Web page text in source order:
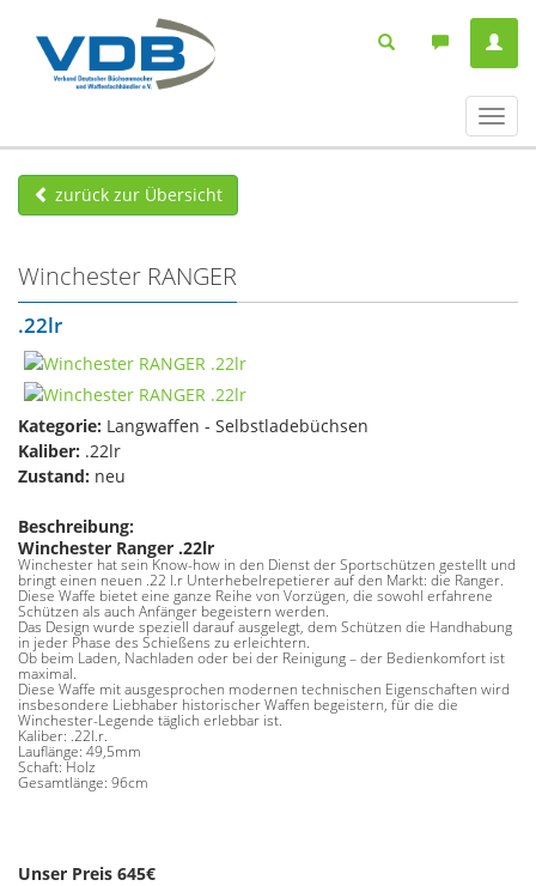
ein-/
zurück zur Übersicht
Winchester RANGER
.22lr
Kategorie: Langwaffen - Selbstladebüchsen
Kaliber: .22lr
Zustand: neu
Beschreibung:
Winchester Ranger .22lr
Winchester hat sein Know-how in den Dienst der Sportschützen gestellt und
bringt einen neuen .22 l.r Unterhebelrepetierer auf den Markt: die Ranger.
Diese Waffe bietet eine ganze Reihe von Vorzügen, die sowohl erfahrene
Schützen als auch Anfänger begeistern werden.
Das Design wurde speziell darauf ausgelegt, dem Schützen die Handhabung
in jeder Phase des Schießens zu erleichtern.
Ob beim Laden, Nachladen oder bei der Reinigung – der Bedienkomfort ist
maximal.
Diese Waffe mit ausgesprochen modernen technischen Eigenschaften wird
insbesondere Liebhaber historischer Waffen begeistern, für die die
Winchester-Legende täglich erlebbar ist.
Kaliber: .22l.r.
Lauflänge: 49,5mm
Schaft: Holz
Gesamtlänge: 96cm
Unser Preis 645€